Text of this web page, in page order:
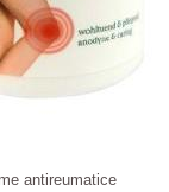
antireumatice